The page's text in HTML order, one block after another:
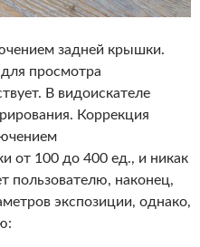
задней крышки.
просмотра
В видоискателе
Коррекция
от 100 до 400 ед., и никак
пользователю, наконец,
экспозиции, однако,